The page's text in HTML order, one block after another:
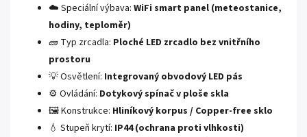
☁️ Speciální výbava: WiFi smart panel (meteostanice,
hodiny, teploměr)
🧱 Typ zrcadla: Ploché LED zrcadlo bez vnitřního
prostoru
💡 Osvětlení: Integrovaný obvodový LED pás
⚙️ Ovládání: Dotykový spínač v ploše skla
🖼️ Konstrukce: Hliníkový korpus / Copper-free sklo
💧 Stupeň krytí: IP44 (ochrana proti vlhkosti)